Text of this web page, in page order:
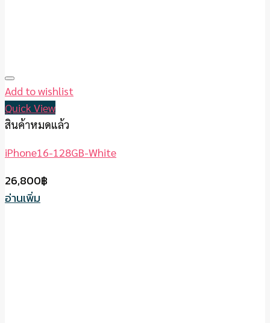
Add to wishlist
Quick View
สินค้าหมดแล้ว
iPhone16-128GB-White
26,800฿
อ่านเพิ่ม